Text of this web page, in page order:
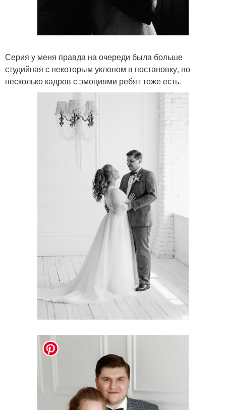
Серия у меня правда на очереди была больше
студийная с некоторым уклоном в постановку, но
несколько кадров с эмоциями ребят тоже есть.